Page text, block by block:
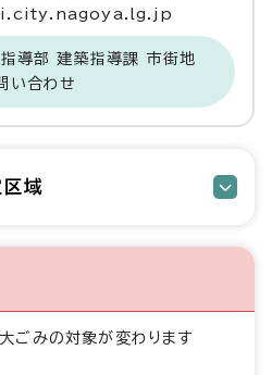
導部 建築指導課 市街地
い合わせ
域
ごみの対象が変わります